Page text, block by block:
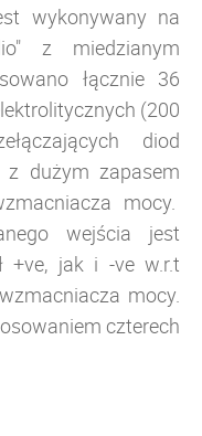
wykonywany na
z miedzianym
łącznie 36
(200
diod
z dużym zapasem
mocy.
wejścia jest
+ve, jak i -ve w.r.t
mocy.
czterech